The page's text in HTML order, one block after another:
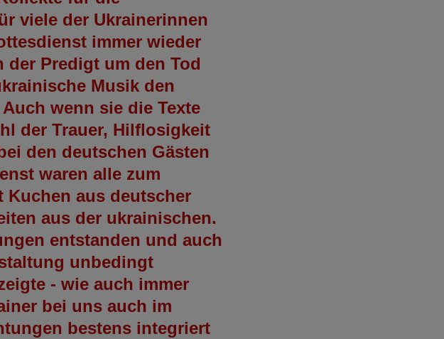
viele der Ukrainerinnen
immer wieder
Predigt um den Tod
Musik den
wenn sie die Texte
der Trauer, Hilflosigkeit
den deutschen Gästen
waren alle zum
Kuchen aus deutscher
aus der ukrainischen.
entstanden und auch
unbedingt
- wie auch immer
bei uns auch im
bestens integriert